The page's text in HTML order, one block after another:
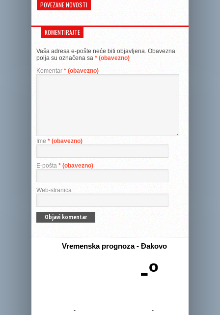
POVEZANE NOVOSTI
KOMENTIRAJTE
Vaša adresa e-pošte neće biti objavljena. Obavezna
polja su označena sa * (obavezno)
Komentar * (obavezno)
Ime * (obavezno)
E-pošta * (obavezno)
Web-stranica
Vremenska prognoza - Đakovo
-º
-
-
-
-